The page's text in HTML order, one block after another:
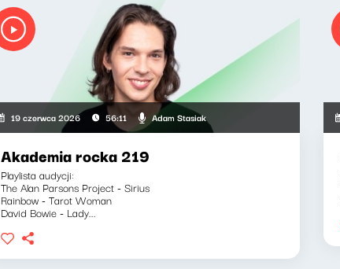
19 czerwca 2026 56:11 Adam Stasiak
Akademia rocka 219
Playlista audycji:
The Alan Parsons Project - Sirius
Rainbow - Tarot Woman
David Bowie - Lady...